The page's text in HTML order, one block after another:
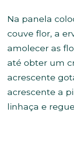
Na panela
couve flor, a
amolecer as
até obter um
acrescente
acrescente a
linhaça e